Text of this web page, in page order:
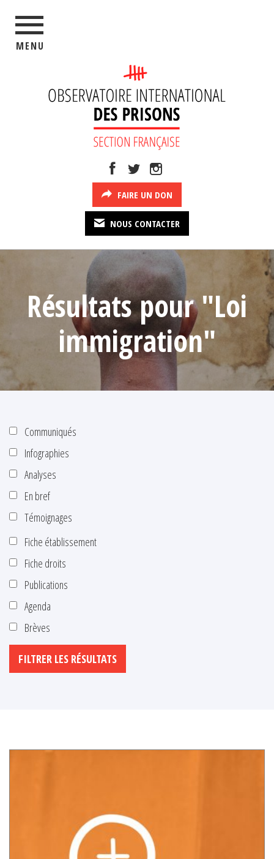
MENU
FAIRE UN DON
NOUS CONTACTER
Résultats pour "Loi
immigration"
Communiqués
Infographies
Analyses
En bref
Témoignages
Fiche établissement
Fiche droits
Publications
Agenda
Brèves